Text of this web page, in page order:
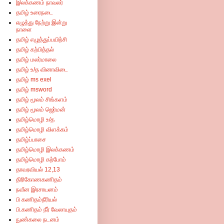
இலக்கணம் நாவலர்
தமிழ் உரைநடை
எழுத்து நேற்று இன்று
நாளை
தமிழ் எழுத்துப்பயிற்சி
தமிழ் கற்பித்தல்
தமிழ் மலர்மாலை
தமிழ் உ/த வினாவிடை
தமிழ் ms exel
தமிழ் msword
தமிழ் மூலம் சிங்களம்
தமிழ் மூலம் ஜெர்மன்
தமிழ்மொழி உ/த
தமிழ்மொழி விளக்கம்
தமிழ்ப்பாசை
தமிழ்மொழி இலக்கணம்
தமிழ்மொழி கற்போம்
தாவரவியல் 12,13
திரிகோணகணிதம்
நவீன இரசாயனம்
பி கணிதம்நீரியல்
பி.கணிதம் நீர் வேலாயுதம்
நுண்கலை நடனம்